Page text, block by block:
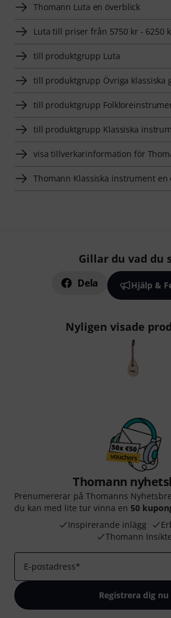
Thomann Luta en överblick
Luta till priser från 5750 kr - 6250
till produktgrupp Luta
till produktgrupp Övriga klassiska
till produktgrupp
till produktgrupp Klassiska
visa tillverkarinformation för
Thomann Klassiska instrument en
Gillar du vad du
Dela Hjälp &
Nyligen visade
Thomann
Prenumererar på Thomanns
du kan med lite tur vinna en 50
Inspirerande inlägg
Thomann
E-postadress*
Registrera dig nu